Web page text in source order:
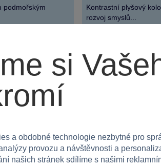
podmořským
Kontrastní plyšový
rozvoj smyslů...
1 299 Kč
si
a obdobné technologie nezbytné pro
provozu a návštěvnosti a
našich stránek sdílíme s našimi